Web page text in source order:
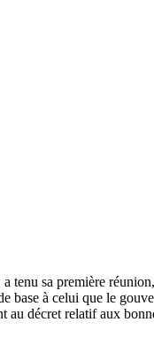
tenu sa première
base à celui que le
décret relatif aux